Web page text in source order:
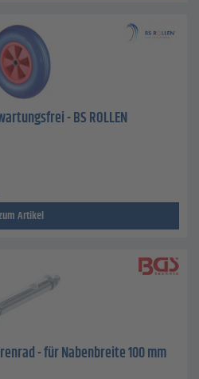
- BS ROLLEN
Artikel
- für Nabenbreite 100 mm